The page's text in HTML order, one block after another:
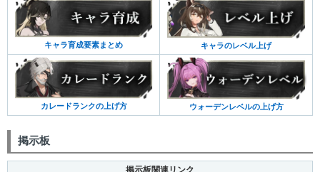
キャラ育成要素まとめ キャラのレベル上げ
カレードランクの上げ方 ウォーデンレベルの上げ方
掲示板
掲示板関連リンク